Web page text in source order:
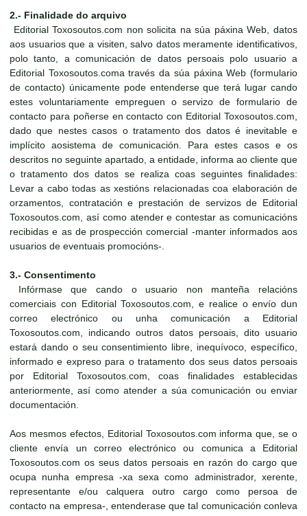
2.- Finalidade do arquivo
Editorial Toxosoutos.com non solicita na súa páxina Web, datos
aos usuarios que a visiten, salvo datos meramente identificativos,
polo tanto, a comunicación de datos persoais polo usuario a
Editorial Toxosoutos.coma través da súa páxina Web (formulario
de contacto) únicamente pode entenderse que terá lugar cando
estes voluntariamente empreguen o servizo de formulario de
contacto para poñerse en contacto con Editorial Toxosoutos.com,
dado que nestes casos o tratamento dos datos é inevitable e
implícito aosistema de comunicación. Para estes casos e os
descritos no seguinte apartado, a entidade, informa ao cliente que
o tratamento dos datos se realiza coas seguintes finalidades:
Levar a cabo todas as xestións relacionadas coa elaboración de
orzamentos, contratación e prestación de servizos de Editorial
Toxosoutos.com, así como atender e contestar as comunicacións
recibidas e as de prospección comercial -manter informados aos
usuarios de eventuais promocións-.
3.- Consentimento
Infórmase que cando o usuario non manteña relacións
comerciais con Editorial Toxosoutos.com, e realice o envío dun
correo electrónico ou unha comunicación a Editorial
Toxosoutos.com, indicando outros datos persoais, dito usuario
estará dando o seu consentimiento libre, inequívoco, específico,
informado e expreso para o tratamento dos seus datos persoais
por Editorial Toxosoutos.com, coas finalidades establecidas
anteriormente, así como atender a súa comunicación ou enviar
documentación.
Aos mesmos efectos, Editorial Toxosoutos.com informa que, se o
cliente envía un correo electrónico ou comunica a Editorial
Toxosoutos.com os seus datos persoais en razón do cargo que
ocupa nunha empresa -xa sexa como administrador, xerente,
representante e/ou calquera outro cargo como persoa de
contacto na empresa-, entenderase que tal comunicación conleva